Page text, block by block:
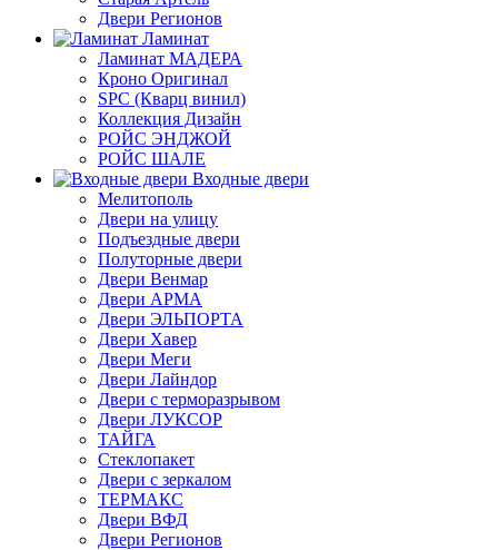
Двери Регионов
Ламинат
Ламинат МАДЕРА
Кроно Оригинал
SPC (Кварц винил)
Коллекция Дизайн
РОЙС ЭНДЖОЙ
РОЙС ШАЛЕ
Входные двери
Мелитополь
Двери на улицу
Подъездные двери
Полуторные двери
Двери Венмар
Двери АРМА
Двери ЭЛЬПОРТА
Двери Хавер
Двери Меги
Двери Лайндор
Двери с терморазрывом
Двери ЛУКСОР
ТАЙГА
Стеклопакет
Двери с зеркалом
ТЕРМАКС
Двери ВФД
Двери Регионов